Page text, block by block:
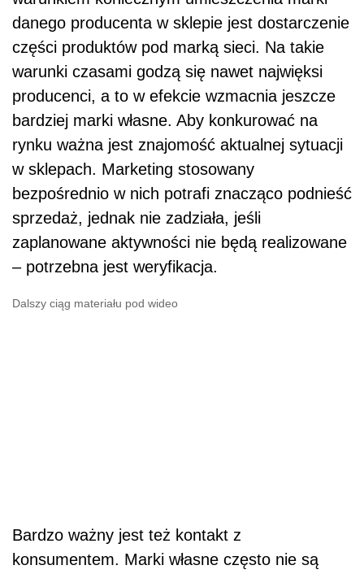
danego producenta w sklepie jest dostarczenie
części produktów pod marką sieci. Na takie
warunki czasami godzą się nawet najwięksi
producenci, a to w efekcie wzmacnia jeszcze
bardziej marki własne. Aby konkurować na
rynku ważna jest znajomość aktualnej sytuacji
w sklepach. Marketing stosowany
bezpośrednio w nich potrafi znacząco podnieść
sprzedaż, jednak nie zadziała, jeśli
zaplanowane aktywności nie będą realizowane
– potrzebna jest weryfikacja.
Dalszy ciąg materiału pod wideo
Bardzo ważny jest też kontakt z
konsumentem. Marki własne często nie są